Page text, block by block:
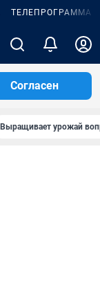
ТЕЛЕПРОГРАММА
Согласен
Выращивает урожай